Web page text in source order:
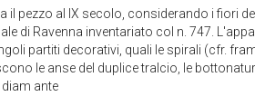
il pezzo al IX secolo, considerando i fiori
di Ravenna inventariato col n. 747.
partiti decorativi, quali le spirali (cfr.
le anse del duplice tralcio, le
ante